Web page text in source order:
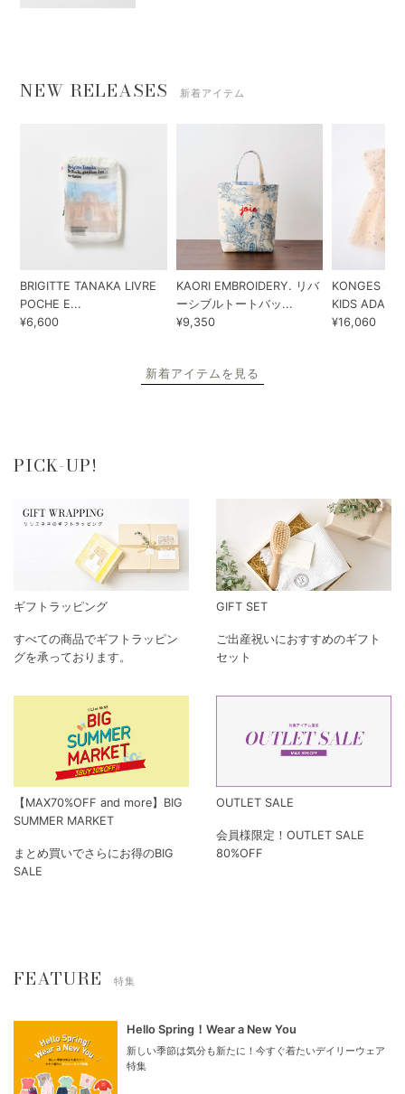
NEW RELEASES 新着アイテム
BRIGITTE TANAKA LIVRE
POCHE E...
¥6,600
KAORI EMBROIDERY. リバ
ーシブルトートバッ...
¥9,350
KONGES
KIDS ADA...
¥16,060
新着アイテムを見る
PICK-UP!
ギフトラッピング
すべての商品でギフトラッピン
グを承っております。
GIFT SET
ご出産祝いにおすすめのギフト
セット
【MAX70%OFF and more】BIG
SUMMER MARKET
まとめ買いでさらにお得のBIG
SALE
OUTLET SALE
会員様限定！OUTLET SALE
80%OFF
FEATURE 特集
Hello Spring！Wear a New You
新しい季節は気分も新たに！今すぐ着たいデイリーウェア
特集